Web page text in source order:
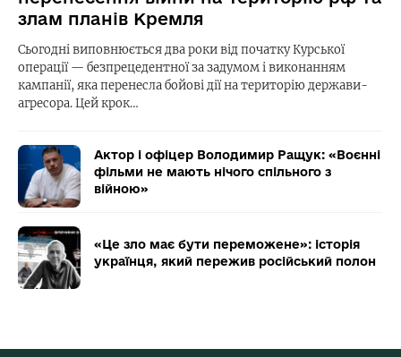
злам планів Кремля
Сьогодні виповнюється два роки від початку Курської
операції — безпрецедентної за задумом і виконанням
кампанії, яка перенесла бойові дії на територію держави-
агресора. Цей крок…
Актор і офіцер Володимир Ращук: «Воєнні
фільми не мають нічого спільного з
війною»
«Це зло має бути переможене»: історія
українця, який пережив російський полон